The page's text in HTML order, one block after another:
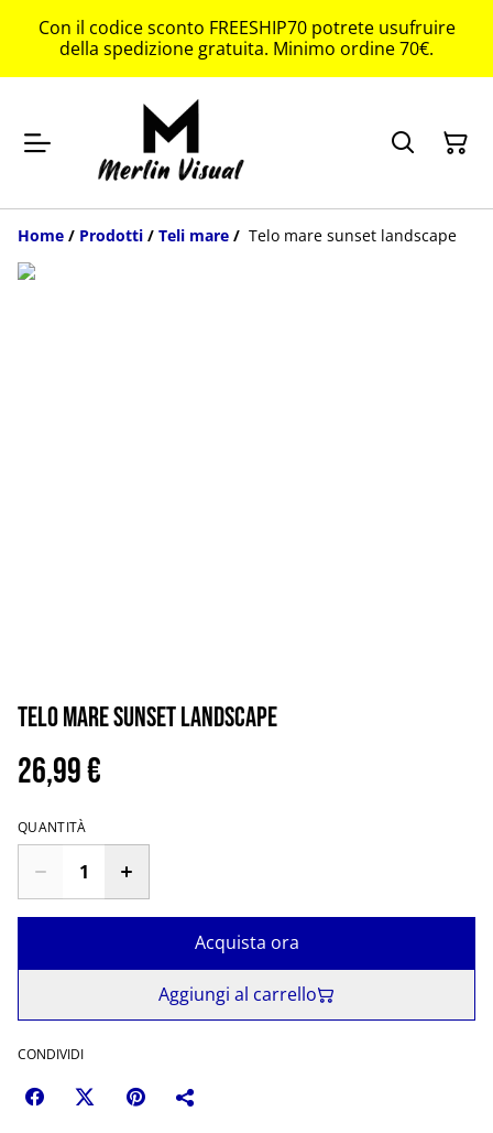
Con il codice sconto FREESHIP70 potrete usufruire
della spedizione gratuita. Minimo ordine 70€.
Home / Prodotti / Teli mare / Telo mare sunset landscape
Telo mare sunset landscape
26,99 €
QUANTITÀ
Acquista ora
Aggiungi al carrello
CONDIVIDI